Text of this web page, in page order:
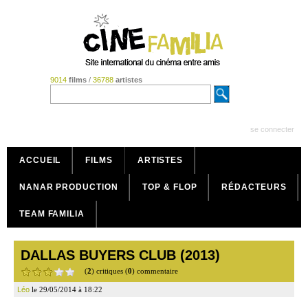
9014 films/ 36788 artistes
se connecter
ACCUEIL FILMS ARTISTES
NANAR PRODUCTION TOP & FLOP RÉDACTEURS
TEAM FAMILIA
DALLAS BUYERS CLUB (2013)
(2) critiques (0) commentaire
Léo le 29/05/2014 à 18:22